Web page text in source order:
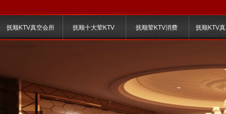
抚顺KTV真空会所 抚顺十大荤KTV 抚顺荤KTV消费 抚顺KTV